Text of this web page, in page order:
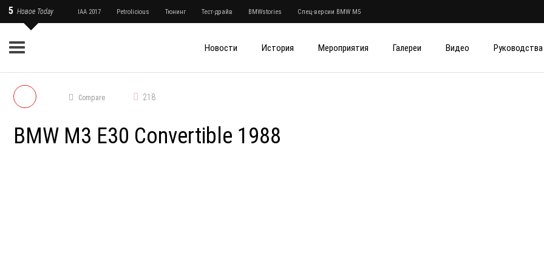
5 Новое Today IAA 2017 Petrolicious Тюнинг Тест-драйв BMWstories Спец-версии BMW M5
Новости История Мероприятия Галереи Видео Руководства
Compare 218
BMW M3 E30 Convertible 1988